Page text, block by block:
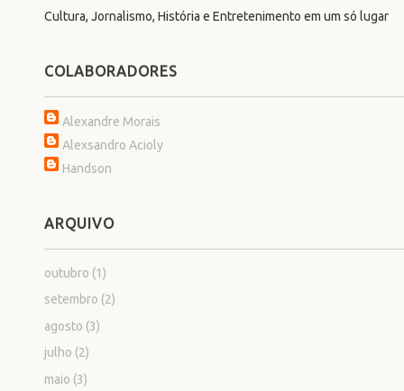
Cultura, Jornalismo, História e Entretenimento em um só lugar
COLABORADORES
Alexandre Morais
Alexsandro Acioly
Handson
ARQUIVO
outubro (1)
setembro (2)
agosto (3)
julho (2)
maio (3)